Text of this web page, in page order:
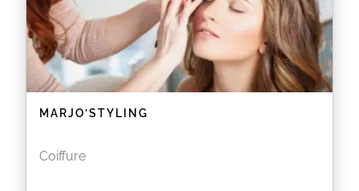
MARJO’STYLING
Coiffure